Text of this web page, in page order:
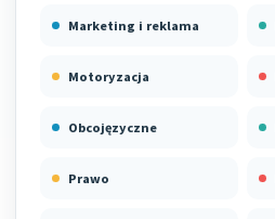
Marketing i reklama
Motoryzacja
Obcojęzyczne
Prawo